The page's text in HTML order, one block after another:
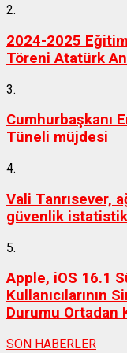
2.
2024-2025 Eğitim
Töreni Atatürk
3.
Cumhurbaşkanı
Tüneli müjdesi
4.
Vali Tanrısever,
güvenlik
5.
Apple, iOS 16.1
Kullanıcılarının
Durumu Ortadan
SON HABERLER